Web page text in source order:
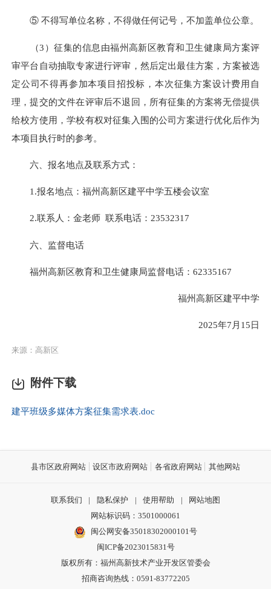
⑤ 不得写单位名称，不得做任何记号，不加盖单位公章。
（3）征集的信息由福州高新区教育和卫生健康局方案评
审平台自动抽取专家进行评审，然后定出最佳方案，方案被选
定公司不得再参加本项目招投标，本次征集方案设计费用自
理，提交的文件在评审后不退回，所有征集的方案将无偿提供
给校方使用，学校有权对征集入围的公司方案进行优化后作为
本项目执行时的参考。
六、报名地点及联系方式：
1.报名地点：福州高新区建平中学五楼会议室
2.联系人：金老师 联系电话：23532317
六、监督电话
福州高新区教育和卫生健康局监督电话：62335167
福州高新区建平中学
2025年7月15日
来源：高新区
附件下载
建平班级多媒体方案征集需求表.doc
县市区政府网站 设区市政府网站 各省政府网站 其他网站
联系我们 | 隐私保护 | 使用帮助 |
网站地图
网站标识码：3501000061
闽公网安备35018302000101号
闽ICP备2023015831号
版权所有：福州高新技术产业开发区管委会
招商咨询热线：0591-83772205